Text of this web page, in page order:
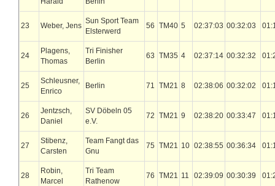
23 Weber, Jens
Sun Sport Team
Elsterwerd
56 TM40 5 02:37:03 00:32:03
24
Plagens,
Thomas
Tri Finisher
Berlin
63 TM35 4 02:37:14 00:32:32
25
Schleusner,
Enrico
Berlin 71 TM21 8 02:38:06 00:32:02
26
Jentzsch,
Daniel
SV Döbeln 05
e.V.
72 TM21 9 02:38:20 00:33:47
27
Stibenz,
Carsten
Team Fangt das
Gnu
75 TM21 10 02:38:55 00:36:34
28
Robin,
Marcel
Tri Team
Rathenow
76 TM21 11 02:39:09 00:30:39